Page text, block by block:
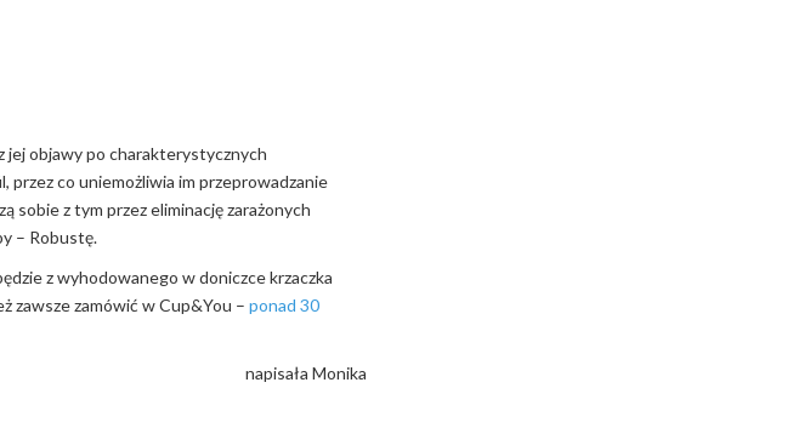
jej objawy po charakterystycznych
przez co uniemożliwia im przeprowadzanie
sobie z tym przez eliminację zarażonych
– Robustę.
z wyhodowanego w doniczce krzaczka
zawsze zamówić w Cup&You –ponad 30
napisała Monika